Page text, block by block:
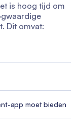
is hoog tijd om
Dit omvat:
app moet bieden